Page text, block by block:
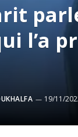
l’a
19/11/